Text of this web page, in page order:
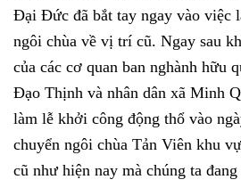
Đại Đức đã bắt tay ngay vào việc
ngôi chùa về vị trí cũ. Ngay sau
của các cơ quan ban nghành hữu
Đạo Thịnh và nhân dân xã Minh
làm lễ khởi công động thổ vào
chuyển ngôi chùa Tản Viên khu
cũ như hiện nay mà chúng ta đang